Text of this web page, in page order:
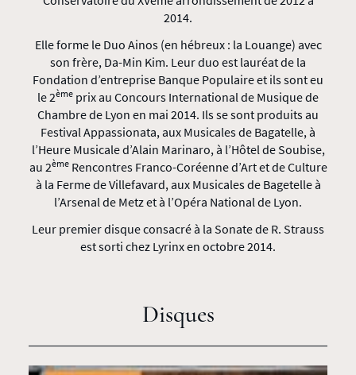
2014.
Elle forme le Duo Ainos (en hébreux : la Louange) avec
son frère, Da-Min Kim. Leur duo est lauréat de la
Fondation d’entreprise Banque Populaire et ils sont eu
le 2ème prix au Concours International de Musique de
Chambre de Lyon en mai 2014. Ils se sont produits au
Festival Appassionata, aux Musicales de Bagatelle, à
l’Heure Musicale d’Alain Marinaro, à l’Hôtel de Soubise,
au 2èmeRencontres Franco-Coréenne d’Art et de Culture
à la Ferme de Villefavard, aux Musicales de Bagetelle à
l’Arsenal de Metz et à l’Opéra National de Lyon.
Leur premier disque consacré à la Sonate de R. Strauss
est sorti chez Lyrinx en octobre 2014.
Disques